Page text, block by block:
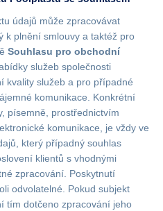
údajů může zpracovávat
k plnění smlouvy a taktéž pro
Souhlasu pro obchodní
služeb společnosti
kvality služeb a pro případné
komunikace. Konkrétní
písemně, prostřednictvím
komunikace, je vždy ve
který případný souhlas
klientů s vhodnými
zpracování. Poskytnutí
odvolatelné. Pokud subjekt
tím dotčeno zpracování jeho